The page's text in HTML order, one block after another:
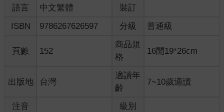
語言 中文繁體
裝訂
ISBN
9786267626597 分級 普通級
頁數 152
商品規
格
16開19*26cm
出版地 台灣
適讀年
齡
7~10歲適讀
注音 級別